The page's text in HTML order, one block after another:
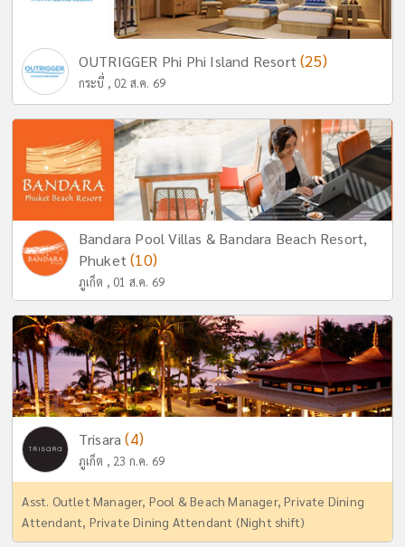
OUTRIGGER Phi Phi Island Resort(25)
กระบี่ , 02 ส.ค. 69
Bandara Pool Villas & Bandara Beach Resort,
Phuket(10)
ภูเก็ต , 01 ส.ค. 69
Trisara(4)
ภูเก็ต , 23 ก.ค. 69
Asst. Outlet Manager, Pool & Beach Manager, Private Dining
Attendant, Private Dining Attendant (Night shift)